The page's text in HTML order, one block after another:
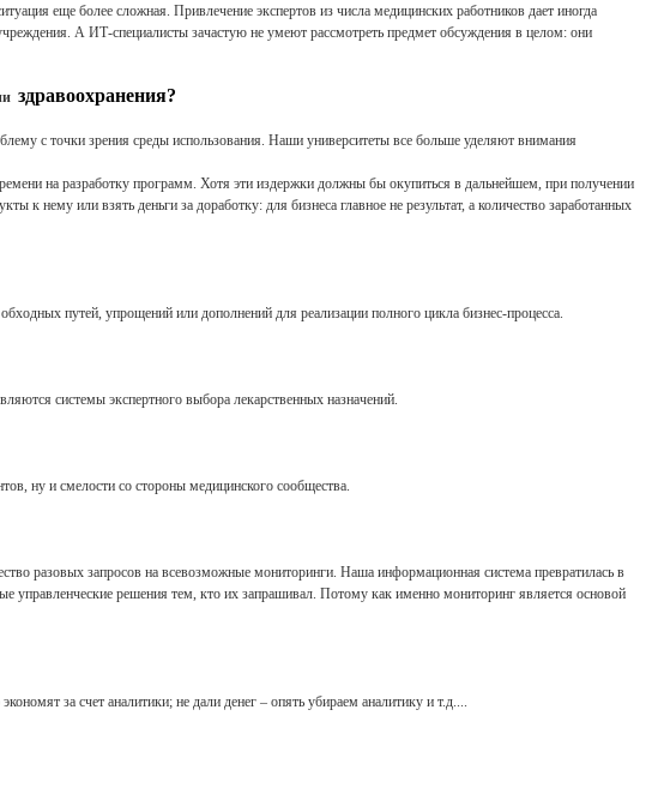
еще более сложная. Привлечение экспертов из числа медицинских работников дает иногда
А ИТ-специалисты зачастую не умеют рассмотреть предмет обсуждения в целом: они
здравоохранения?
с точки зрения среды использования. Наши университеты все больше уделяют внимания
на разработку программ. Хотя эти издержки должны бы окупиться в дальнейшем, при получении
нему или взять деньги за доработку: для бизнеса главное не результат, а количество заработанных
путей, упрощений или дополнений для реализации полного цикла бизнес-процесса.
системы экспертного выбора лекарственных назначений.
ну и смелости со стороны медицинского сообщества.
разовых запросов на всевозможные мониторинги. Наша информационная система превратилась в
управленческие решения тем, кто их запрашивал. Потому как именно мониторинг является основой
за счет аналитики; не дали денег – опять убираем аналитику и т.д....